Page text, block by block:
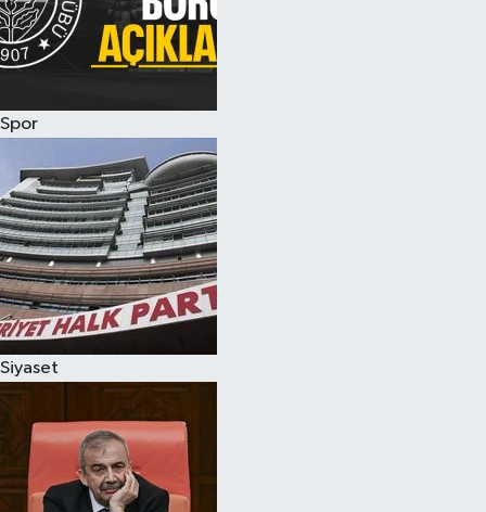
Spor
Siyaset